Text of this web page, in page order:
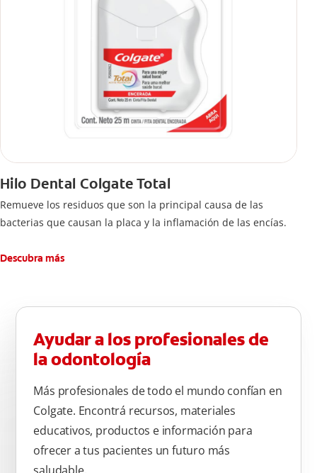
Hilo Dental Colgate Total
Remueve los residuos que son la principal causa de las
bacterias que causan la placa y la inflamación de las encías.
Descubra más
Ayudar a los profesionales de
la odontología
Más profesionales de todo el mundo confían en
Colgate. Encontrá recursos, materiales
educativos, productos e información para
ofrecer a tus pacientes un futuro más